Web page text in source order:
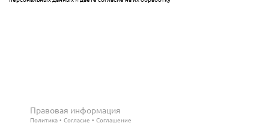
Правовая информация
Политика Согласие Соглашение